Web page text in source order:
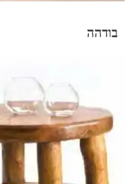
בודהה